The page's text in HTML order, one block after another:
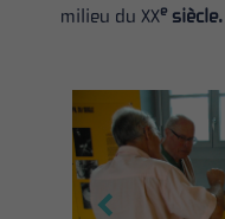
milieu duXXe siècle.